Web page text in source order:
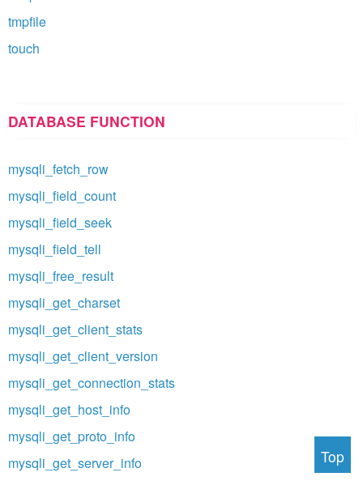
tmpfile
touch
DATABASE FUNCTION
mysqli_fetch_row
mysqli_field_count
mysqli_field_seek
mysqli_field_tell
mysqli_free_result
mysqli_get_charset
mysqli_get_client_stats
mysqli_get_client_version
mysqli_get_connection_stats
mysqli_get_host_info
mysqli_get_proto_info
mysqli_get_server_info
Top